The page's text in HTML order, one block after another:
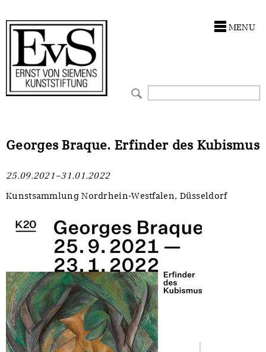
MENU
Georges Braque. Erfinder des Kubismus
25.09.2021–31.01.2022
Kunstsammlung Nordrhein-Westfalen, Düsseldorf
Förderphilosophie
Gremien
Stellenangebote
Ankauf
Restaurierungen
UKRAINE-Förderlinie
Zwischenfinanzierung